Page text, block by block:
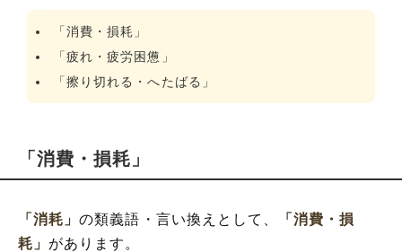
「消費・損耗」
「疲れ・疲労困憊」
「擦り切れる・へたばる」
「消費・損耗」
「消耗」の類義語・言い換えとして、
「消費・損
耗」 があります。